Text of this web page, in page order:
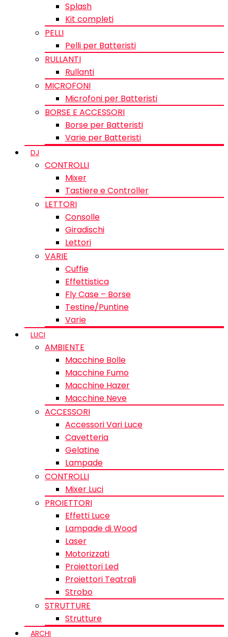
Splash
Kit completi
PELLI
Pelli per Batteristi
RULLANTI
Rullanti
MICROFONI
Microfoni per Batteristi
BORSE E ACCESSORI
Borse per Batteristi
Varie per Batteristi
DJ
CONTROLLI
Mixer
Tastiere e Controller
LETTORI
Consolle
Giradischi
Lettori
VARIE
Cuffie
Effettistica
Fly Case – Borse
Testine/Puntine
Varie
LUCI
AMBIENTE
Macchine Bolle
Macchine Fumo
Macchine Hazer
Macchine Neve
ACCESSORI
Accessori Vari Luce
Cavetteria
Gelatine
Lampade
CONTROLLI
Mixer Luci
PROIETTORI
Effetti Luce
Lampade di Wood
Laser
Motorizzati
Proiettori Led
Proiettori Teatrali
Strobo
STRUTTURE
Strutture
ARCHI